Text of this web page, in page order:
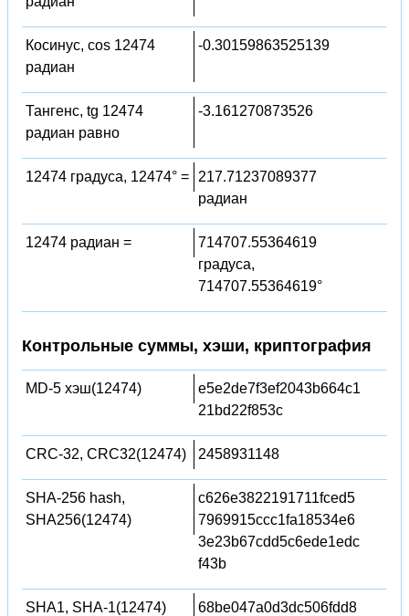
Косинус, cos 12474
радиан
-0.30159863525139
Тангенс, tg 12474
радиан равно
-3.161270873526
12474 градуса, 12474° =
217.71237089377
радиан
12474 радиан =
714707.55364619
градуса,
714707.55364619°
Контрольные суммы, хэши, криптография
MD-5 хэш(12474)
e5e2de7f3ef2043b664c1
21bd22f853c
CRC-32, CRC32(12474) 2458931148
SHA-256 hash,
SHA256(12474)
c626e3822191711fced5
7969915ccc1fa18534e6
3e23b67cdd5c6ede1edc
f43b
SHA1, SHA-1(12474)
68be047a0d3dc506fdd8